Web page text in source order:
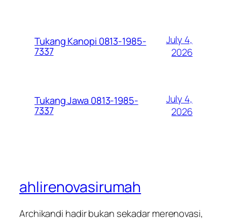
Tukang Kanopi 0813-1985-
7337
July 4,
2026
Tukang Jawa 0813-1985-
7337
July 4,
2026
ahlirenovasirumah
Archikandi hadir bukan sekadar merenovasi,